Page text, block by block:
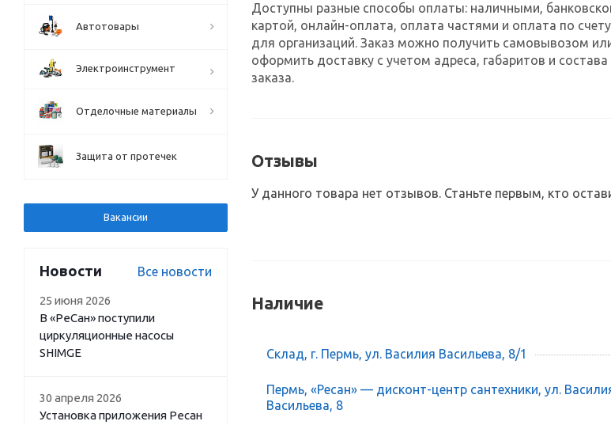
Доступны разные способы оплаты: наличными,
картой, онлайн-оплата, оплата частями и оплата по счету
для организаций. Заказ можно получить самовывозом
оформить доставку с учетом адреса, габаритов и состава
заказа.
Отзывы
У данного товара нет отзывов. Станьте первым, кто
Наличие
Склад, г. Пермь, ул. Василия Васильева, 8/1
Пермь, «Ресан» — дисконт-центр сантехники, ул.
Васильева, 8
Автотовары
Электроинструмент
Отделочные материалы
Защита от протечек
Вакансии
Новости Все новости
25 июня 2026
В «РеСан» поступили
циркуляционные насосы
SHIMGE
30 апреля 2026
Установка приложения Ресан